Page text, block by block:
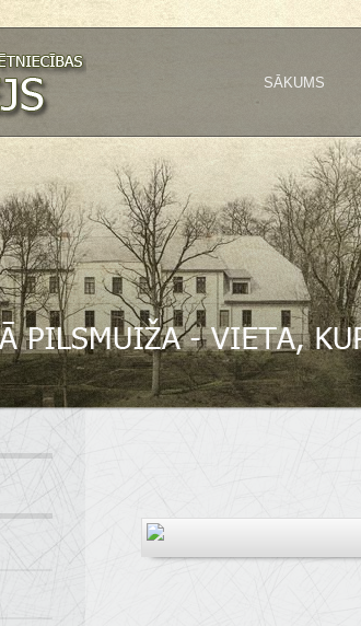
SĀKUMS